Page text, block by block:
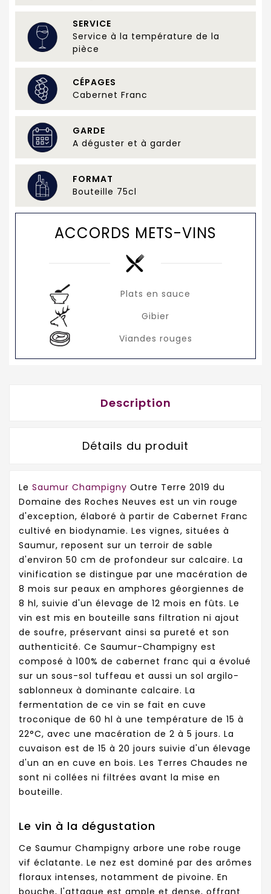
SERVICE
Service à la température de la
pièce
CÉPAGES
Cabernet Franc
GARDE
A déguster et à garder
FORMAT
Bouteille 75cl
ACCORDS METS-VINS
Plats en sauce
Gibier
Viandes rouges
Description
Détails du produit
Le Saumur Champigny Outre Terre 2019 du
Domaine des Roches Neuves est un vin rouge
d'exception, élaboré à partir de Cabernet Franc
cultivé en biodynamie. Les vignes, situées à
Saumur, reposent sur un terroir de sable
d'environ 50 cm de profondeur sur calcaire. La
vinification se distingue par une macération de
8 mois sur peaux en amphores géorgiennes de
8 hl, suivie d'un élevage de 12 mois en fûts. Le
vin est mis en bouteille sans filtration ni ajout
de soufre, préservant ainsi sa pureté et son
authenticité. Ce Saumur-Champigny est
composé à 100% de cabernet franc qui a évolué
sur un sous-sol tuffeau et aussi un sol argilo-
sablonneux à dominante calcaire. La
fermentation de ce vin se fait en cuve
troconique de 60 hl à une température de 15 à
22°C, avec une macération de 2 à 5 jours. La
cuvaison est de 15 à 20 jours suivie d'un élevage
d'un an en cuve en bois. Les Terres Chaudes ne
sont ni collées ni filtrées avant la mise en
bouteille.
Le vin à la dégustation
Ce Saumur Champigny arbore une robe rouge
vif éclatante. Le nez est dominé par des arômes
floraux intenses, notamment de pivoine. En
bouche, l'attaque est ample et dense, offrant